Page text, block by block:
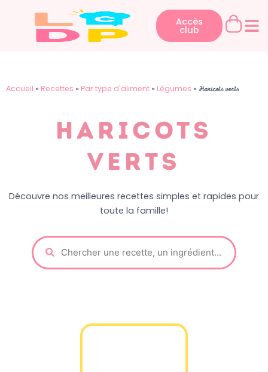
Accès
club
Accueil » Recettes » Par type d'aliment » Légumes » Haricots verts
Haricots
verts
Découvre nos meilleures recettes simples et rapides pour
toute la famille!